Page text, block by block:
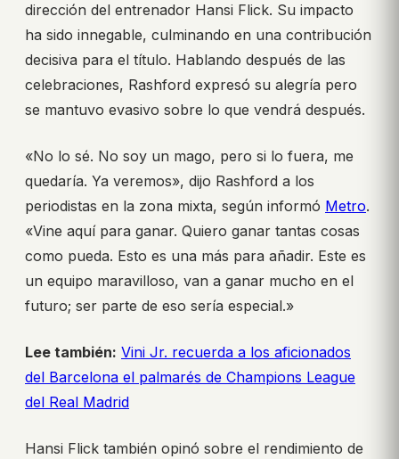
dirección del entrenador Hansi Flick. Su impacto
ha sido innegable, culminando en una contribución
decisiva para el título. Hablando después de las
celebraciones, Rashford expresó su alegría pero
se mantuvo evasivo sobre lo que vendrá después.
«No lo sé. No soy un mago, pero si lo fuera, me
quedaría. Ya veremos», dijo Rashford a los
periodistas en la zona mixta, según informó Metro.
«Vine aquí para ganar. Quiero ganar tantas cosas
como pueda. Esto es una más para añadir. Este es
un equipo maravilloso, van a ganar mucho en el
futuro; ser parte de eso sería especial.»
Lee también: Vini Jr. recuerda a los aficionados
del Barcelona el palmarés de Champions League
del Real Madrid
Hansi Flick también opinó sobre el rendimiento de